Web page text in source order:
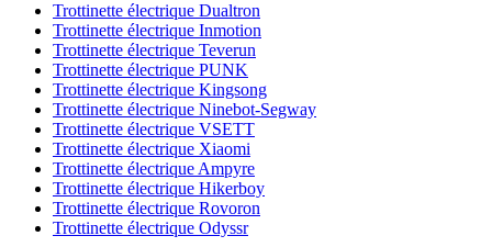
Trottinette électrique Dualtron
Trottinette électrique Inmotion
Trottinette électrique Teverun
Trottinette électrique PUNK
Trottinette électrique Kingsong
Trottinette électrique Ninebot-Segway
Trottinette électrique VSETT
Trottinette électrique Xiaomi
Trottinette électrique Ampyre
Trottinette électrique Hikerboy
Trottinette électrique Rovoron
Trottinette électrique Odyssr